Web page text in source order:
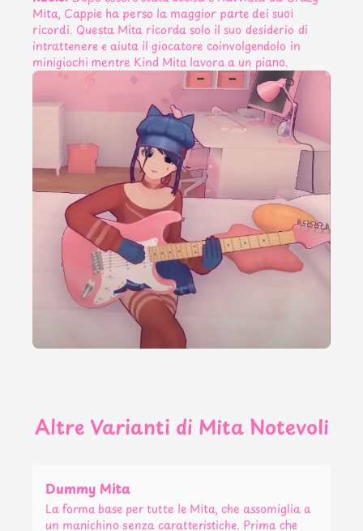
Mita, Cappie ha perso la maggior parte dei suoi
ricordi. Questa Mita ricorda solo il suo desiderio di
intrattenere e aiuta il giocatore coinvolgendolo in
minigiochi mentre Kind Mita lavora a un piano.
Altre Varianti di Mita Notevoli
Dummy Mita
La forma base per tutte le Mita, che assomiglia a
un manichino senza caratteristiche. Prima che